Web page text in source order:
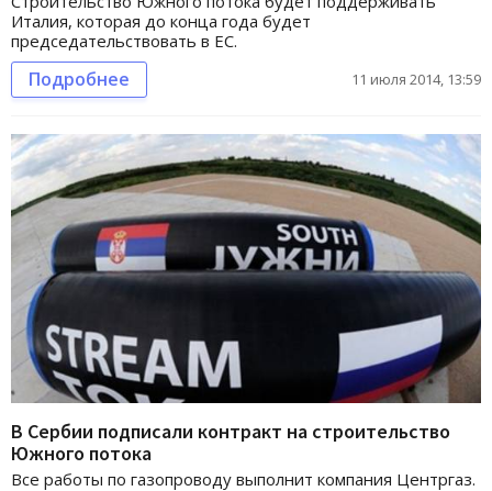
Италия, которая до конца года будет
председательствовать в ЕС.
Подробнее 11 июля 2014, 13:59
В Сербии подписали контракт на строительство
Южного потока
Все работы по газопроводу выполнит компания Центргаз.